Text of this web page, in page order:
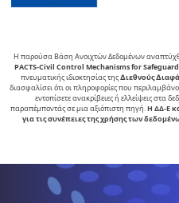
Η παρούσα Βάση Ανοιχτών Δεδομένων
PACTS-Civil Control Mechanisms for
πνευµατικής ιδιοκτησίας της∆ιεθνούς
διασφαλίσει ότι οι πληροφορίες που
εντοπίσετε ανακρίβειες ή ελλείψεις στα
παραπέμποντάς σε μια αξιόπιστη πηγή.Η ΔΔ-Ε
για τις συνέπειες της χρήσης των